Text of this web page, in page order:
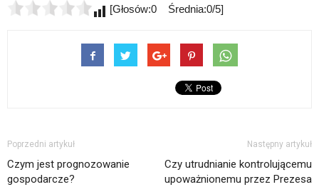
[Głosów:0 Średnia:0/5]
Poprzedni artykuł
Czym jest prognozowanie
gospodarcze?
Następny artykuł
Czy utrudnianie kontrolującemu
upoważnionemu przez Prezesa